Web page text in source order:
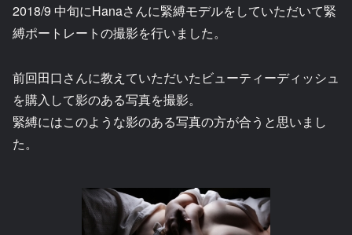
2018/9 中旬にHanaさんに緊縛モデルをしていただいて緊
縛ポートレートの撮影を行いました。
前回田口さんに教えていただいたビューティーディッシュ
を購入して影のある写真を撮影。
緊縛にはこのような影のある写真の方が合うと思いまし
た。